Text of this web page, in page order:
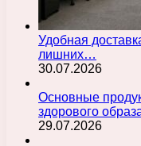
Удобная
лишних…
30.07.2026
Основные
здорового
29.07.2026